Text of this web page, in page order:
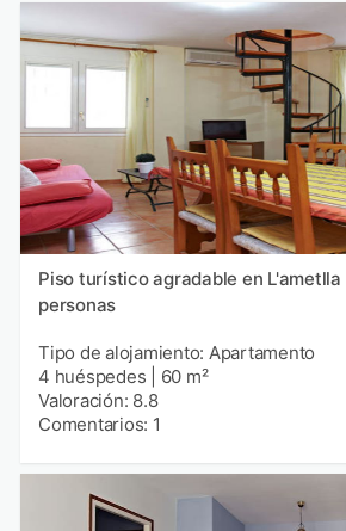
Piso turístico agradable en
personas
Tipo de alojamiento: Apartamento
4 huéspedes
60 m²
Valoración: 8.8
Comentarios: 1